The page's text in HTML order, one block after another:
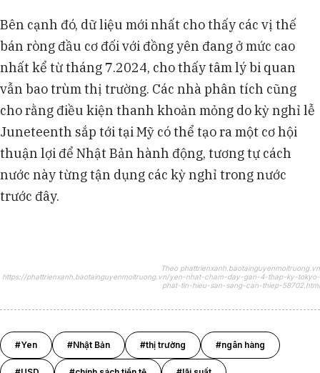
Bên cạnh đó, dữ liệu mới nhất cho thấy các vị thế
bán ròng đầu cơ đối với đồng yên đang ở mức cao
nhất kể từ tháng 7.2024, cho thấy tâm lý bi quan
vẫn bao trùm thị trường. Các nhà phân tích cũng
cho rằng điều kiện thanh khoản mỏng do kỳ nghỉ lễ
Juneteenth sắp tới tại Mỹ có thể tạo ra một cơ hội
thuận lợi để Nhật Bản hành động, tương tự cách
nước này từng tận dụng các kỳ nghỉ trong nước
trước đây.
Theo phattrienxanh.baotainguyenmoitruong.vn
https://phattrienxanh.baotainguyenmoitruong.vn/yen-nhat-cham-day-gan-4-thap-ky-tokyo-
phat-tin-hieu-san-sang-can-thiep-58702.html
#Yen #Nhật Bản #thị trường #ngân hàng